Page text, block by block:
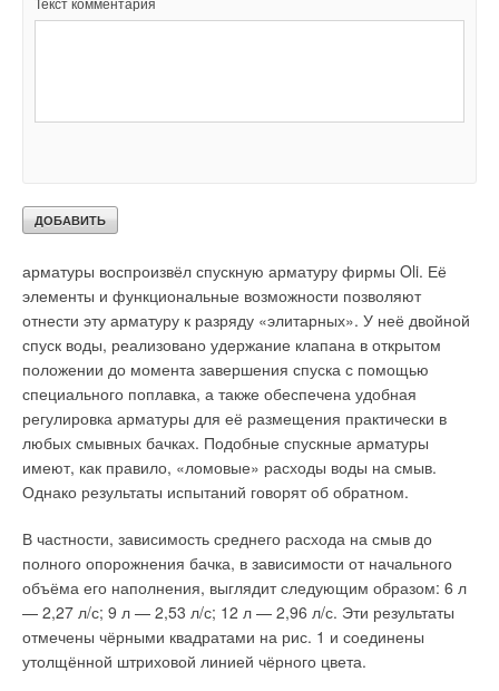
Текст комментария
спускному клапану. Эту особенность течения воды в
методике была испытана спускная арматура неизвестного
Судя по цветности отдельных деталей и отдельных
арматуры воспроизвёл спускную арматуру фирмы Oli. Её
элементы и функциональные возможности позволяют
отнести эту арматуру к разряду «элитарных». У неё двойной
спуск воды, реализовано удержание клапана в открытом
положении до момента завершения спуска с помощью
специального поплавка, а также обеспечена удобная
регулировка арматуры для её размещения практически в
любых смывных бачках. Подобные спускные арматуры
имеют, как правило, «ломовые» расходы воды на смыв.
Однако результаты испытаний говорят об обратном.
В частности, зависимость среднего расхода на смыв до
полного опорожнения бачка, в зависимости от начального
объёма его наполнения, выглядит следующим образом: 6 л
— 2,27 л/с; 9 л — 2,53 л/с; 12 л — 2,96 л/с. Эти результаты
отмечены чёрными квадратами на рис. 1 и соединены
утолщённой штриховой линией чёрного цвета.
Электронный блок управления, который активирует
компактного источника бесперебойного питания (ИБП). Он
включает в себя литийионный аккумулятор, за поддержание
полной зарядки которого отвечает система электронного
мониторинга и преобразователь (обратный) для
обеспечения генератора током возбуждения. Если блок
управления определяет, что установка с насосом в
турбинном режиме не работает, он посылает сигнал на ИБП
запустить её снова по мере необходимости. Вторая функция
заключается в том, что с помощью трансформатора блок
управления предотвращает скачки напряжения.
Если подача воды прекращается, установка с насосами в
турбинном режиме автоматически отключается для защиты
от «сухого хода». После возобновления подачи воды блок
управления запускает установку снова с помощью ИБП.
Качество производимой электроэнергии должно